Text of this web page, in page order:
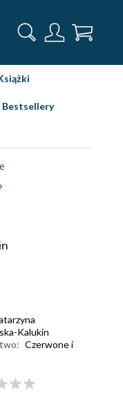
Bestsellery
Kalukin
Czerwone i